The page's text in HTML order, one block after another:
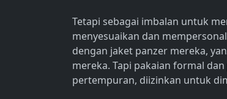
Tetapi sebagai imbalan untuk
menyesuaikan dan
dengan jaket panzer mereka,
mereka. Tapi pakaian formal
pertempuran, diizinkan untuk